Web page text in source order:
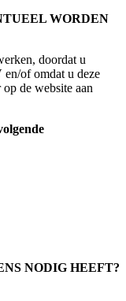
WORDEN
doordat u
of omdat u deze
de website aan
NODIG HEEFT?